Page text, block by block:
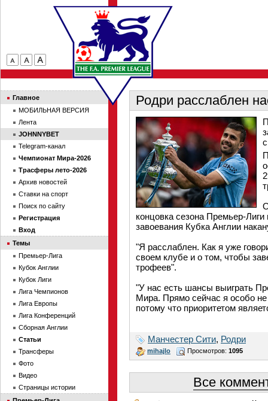
Родри расслаблен
концовка сезона Премьер-
завоевания Кубка Англии
"Я расслаблен. Как я уже
своем клубе и о том, чтобы
трофеев".
"У нас есть шансы выиграть
Мира. Прямо сейчас я особо
потому что приоритетом
Манчестер Сити, Родри
mihajlo Просмотров: 1095
Все
Главное
МОБИЛЬНАЯ ВЕРСИЯ
Лента
JOHNNYBET
Telegram-канал
Чемпионат Мира-2026
Трасферы лето-2026
Архив новостей
Ставки на спорт
Поиск по сайту
Регистрация
Вход
Темы
Премьер-Лига
Кубок Англии
Кубок Лиги
Лига Чемпионов
Лига Европы
Лига Конференций
Сборная Англии
Статьи
Трансферы
Фото
Видео
Страницы истории